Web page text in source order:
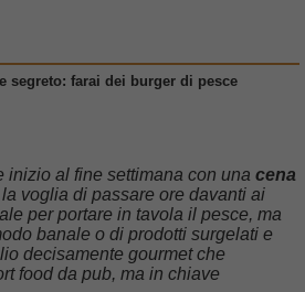
segreto: farai dei burger di pesce
inizio al fine settimana con una cena
voglia di passare ore davanti ai
per portare in tavola il pesce, ma
banale o di prodotti surgelati e
decisamente gourmet che
food da pub, ma in chiave